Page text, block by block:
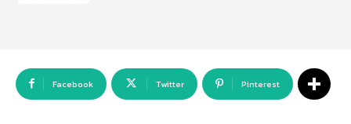
Facebook Twitter Pinterest